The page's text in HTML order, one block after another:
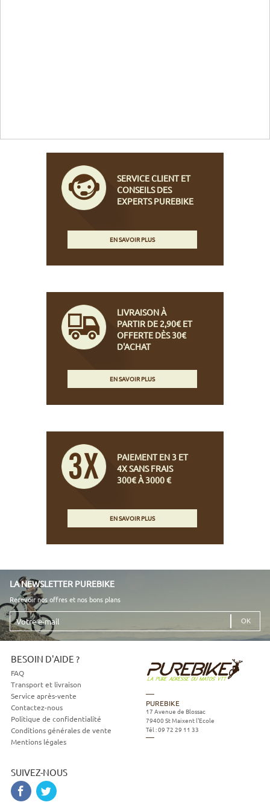
SERVICE CLIENT ET
CONSEILS DES
EXPERTS PUREBIKE
EN SAVOIR PLUS
LIVRAISON À
PARTIR DE 2,90€ ET
OFFERTE DÈS 30€
D'ACHAT
EN SAVOIR PLUS
PAIEMENT EN 3 ET
4X SANS FRAIS
300€ À 3000 €
EN SAVOIR PLUS
LA NEWSLETTER PUREBIKE
Recevoir nos offres et nos bons plans
Votre
e-
mail
BESOIN D'AIDE ?
FAQ
Transport et livraison
Service après-vente
Contactez-nous
Politique de confidentialité
Conditions générales de vente
Mentions légales
SUIVEZ-NOUS
PUREBIKE
17 Avenue de Blossac
79400 St Maixent l'Ecole
Tél :09 72 29 11 33